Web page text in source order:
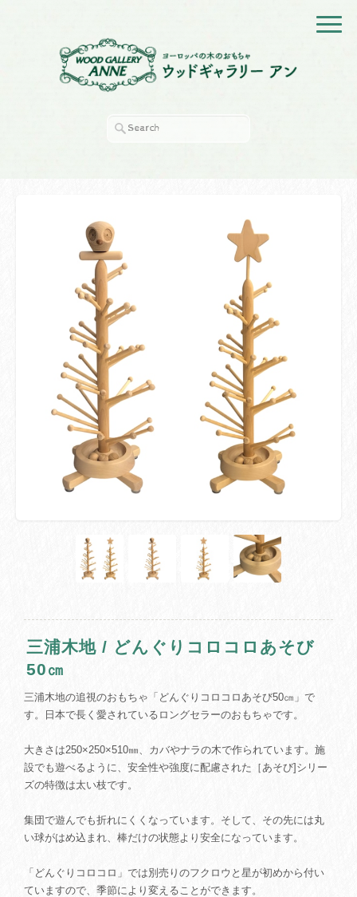
三浦木地 / どんぐりコロコロあそび
50㎝
三浦木地の追視のおもちゃ「どんぐりコロコロあそび50㎝」で
す。日本で長く愛されているロングセラーのおもちゃです。
大きさは250×250×510㎜、カバやナラの木で作られています。施
設でも遊べるように、安全性や強度に配慮された［あそび]シリー
ズの特徴は太い枝です。
集団で遊んでも折れにくくなっています。そして、その先には丸
い球がはめ込まれ、棒だけの状態より安全になっています。
「どんぐりコロコロ」では別売りのフクロウと星が初めから付い
ていますので、季節により変えることができます。